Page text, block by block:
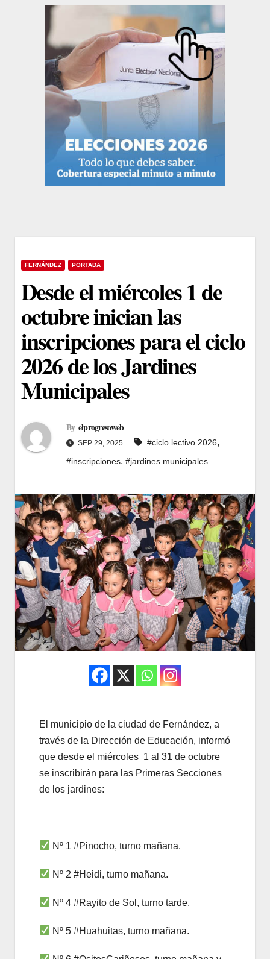
FERNÁNDEZ PORTADA
Desde el miércoles 1 de
octubre inician las
inscripciones para el ciclo
2026 de los Jardines
Municipales
By elprogresoweb
SEP 29, 2025 #ciclo lectivo 2026,
#inscripciones, #jardines municipales
El municipio de la ciudad de Fernández, a
través de la Dirección de Educación, informó
que desde el miércoles 1 al 31 de octubre
se inscribirán para las Primeras Secciones
de los jardines:
Nº 1 #Pinocho, turno mañana.
Nº 2 #Heidi, turno mañana.
Nº 4 #Rayito de Sol, turno tarde.
Nº 5 #Huahuitas, turno mañana.